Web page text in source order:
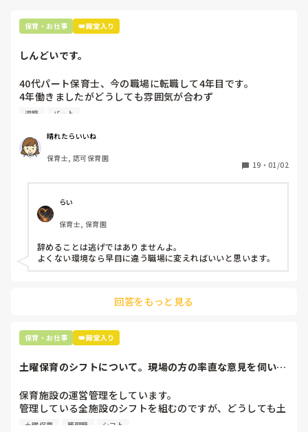
込むような指導？まとめ？をするのは違うんじゃないかな…
と思ってしまいます…
みなさんの園やリーダーは、そういった記録書類をどうやっ
またリーダーや管理職に一度提出して添削をしてもらってい
ますか？
下書きしての添削は、良くあります。子どもの成長の目線が園
の求めるものからズレていれば当然添削対象でしょう。その時
思いますが、もう一つ、記録についての説明を監査の際、問わ
れれば答えなければいけません。書いた本人が在職されていれ
事からも園の求める記録が必要という所があります。
保育・お仕事 👑殿堂入り
しんどいです。
40代パート保育士、今の職場に転職して4年目です。
4年働きましたがどうしても雰囲気が合わず
退職しようと思っています。
周りの職員は、勤続10年以上から何十年という先生がほとん
どです。
保護者子どもの愚痴悪口が多く、
今で言う不適切保育も
仕方ないよね
もう何も言わずに
子どもの言いなりになればいいんだね
などいう意見で…
上の先生に相談することは難しそうです。
最後の職場にしようと思っていましたが
辞めることは逃げ、と、過去辞めた人も何年も言われ続けて
います
退職 パート
晴れたらいいね
保育士, 認可保育園
19 ・ 01/02
らい
保育士, 保育園
辞めることは逃げではありませんよ。
よくない環境なら早目に違う職場に変えればいいと思います。
回答をもっと見る
保育・お仕事 👑殿堂入り
土曜保育のシフトについて。現場の方の率直な意見を伺いた
保育施設の運営管理をしています。
管理している全施設のシフトを組むのですが、どうしても土
曜保育だけは入れる方が少なく、いつも苦労しています。
土曜保育 管理職 シフト